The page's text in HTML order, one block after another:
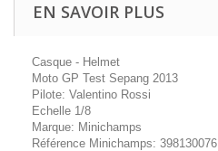
EN SAVOIR PLUS
Casque - Helmet
Moto GP Test Sepang 2013
Pilote: Valentino Rossi
Echelle 1/8
Marque: Minichamps
Référence Minichamps: 398130076